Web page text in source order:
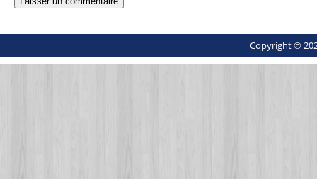
Copyright ©